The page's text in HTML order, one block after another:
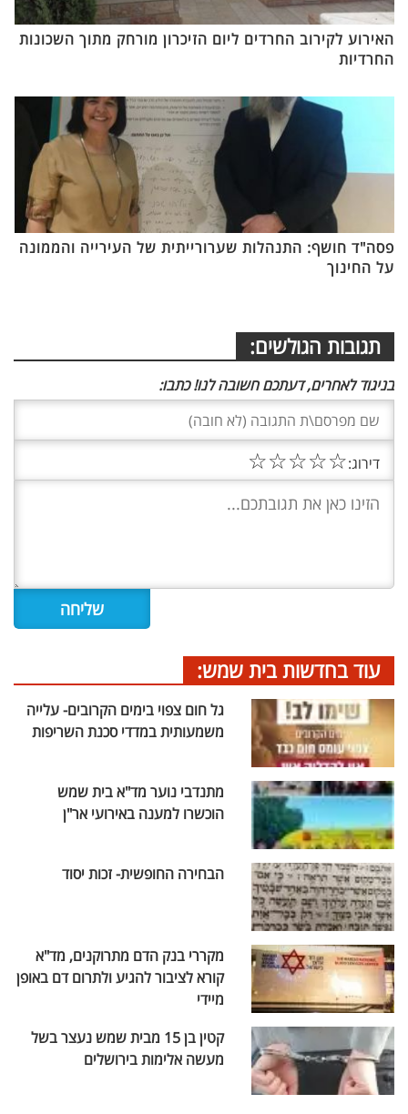
האירוע לקירוב החרדים ליום הזיכרון מורחק מתוך השכונות
החרדיות
פסה"ד חושף: התנהלות שערורייתית של העירייה והממונה
על החינוך
תגובות הגולשים:
בניגוד לאחרים, דעתכם חשובה לנו! כתבו:
דירוג:☆
☆
☆
☆
☆
עוד בחדשות בית שמש:
גל חום צפוי בימים הקרובים- עלייה
משמעותית במדדי סכנת השריפות
מתנדבי נוער מד"א בית שמש
הוכשרו למענה באירועי אר"ן
הבחירה החופשית- זכות יסוד
מקררי בנק הדם מתרוקנים, מד"א
קורא לציבור להגיע ולתרום דם באופן
מיידי
קטין בן 15 מבית שמש נעצר בשל
מעשה אלימות בירושלים